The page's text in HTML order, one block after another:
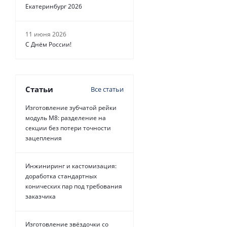
Екатеринбург 2026
11 июня 2026
С Днём России!
Статьи Все статьи
Изготовление зубчатой рейки
модуль М8: разделение на
секции без потери точности
зацепления
Инжиниринг и кастомизация:
доработка стандартных
конических пар под требования
заказчика
Изготовление звёздочки со